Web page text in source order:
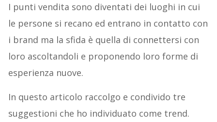
I punti vendita sono diventati dei luoghi in cui
le persone si recano ed entrano in contatto con
i brand ma la sfida è quella di connettersi con
loro ascoltandoli e proponendo loro forme di
esperienza nuove.
In questo articolo raccolgo e condivido tre
suggestioni che ho individuato come trend.